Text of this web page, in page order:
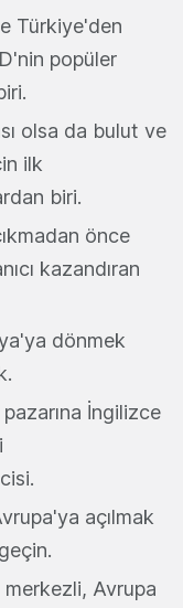
Türkiye'den
popüler
olsa da bulut ve
ilk
biri.
önce
kazandıran
dönmek
İngilizce
açılmak
Avrupa